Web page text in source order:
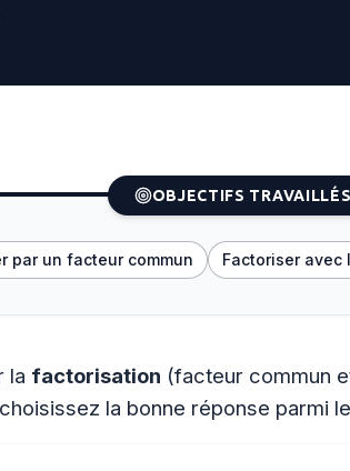
OBJECTIFS TRAVAILLÉS
par un facteur commun Factoriser avec
la factorisation (facteur commun
la bonne réponse parmi